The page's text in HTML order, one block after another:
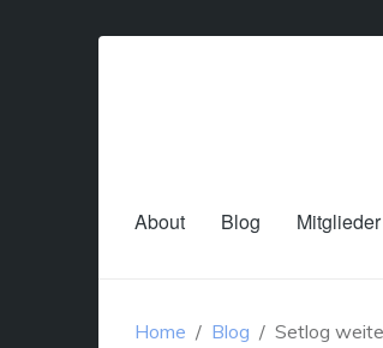
About Blog Mitglieder
Home Blog Setlog